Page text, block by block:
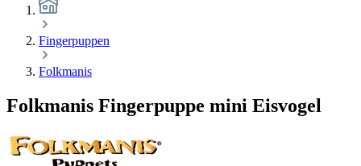
Fingerpuppen
Folkmanis
Folkmanis Fingerpuppe mini Eisvogel